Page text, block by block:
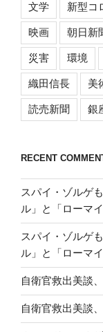
文学 新型コ
映画 朝日新
災害 環境
織田信長 美
読売新聞 銀
RECENT
スパイ・ゾルゲ
ル」と「ローマイ
スパイ・ゾルゲ
ル」と「ローマイ
自衛官救出美談
自衛官救出美談